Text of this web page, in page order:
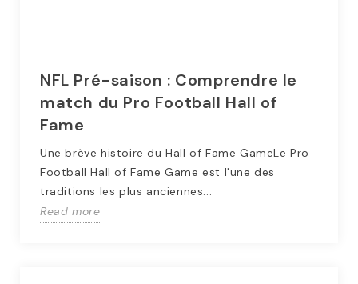
NFL Pré-saison : Comprendre le
match du Pro Football Hall of
Fame
Une brève histoire du Hall of Fame GameLe Pro
Football Hall of Fame Game est l'une des
traditions les plus anciennes...
Read more